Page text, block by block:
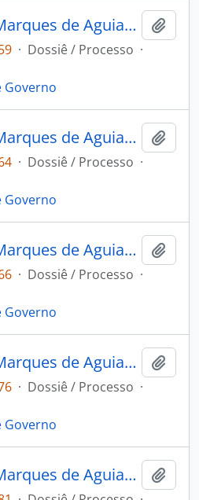
AVISO RÉGIO do Marques de Aguiar ao [Governador e Capitão-General da Capitania de Mato Grosso] João Carlos Augusto D’Oeynhausen e Gravemberg.
· Dossiê / Processo ·
Governo
AVISO RÉGIO do Marques de Aguiar ao [Governador e Capitão-General da Capitania de Mato Grosso] João Carlos Augusto D’Oeynhausen e Gravemberg.
· Dossiê / Processo ·
Governo
AVISO RÉGIO do Marques de Aguiar ao [Governador e Capitão-General da Capitania de Mato Grosso] João Carlos Augusto D’Oeynhausen e Gravemberg.
· Dossiê / Processo ·
Governo
AVISO RÉGIO do Marques de Aguiar ao [Governador e Capitão-General da Capitania de Mato Grosso] João Carlos Augusto D’Oeynhausen e Gravemberg.
· Dossiê / Processo ·
Governo
AVISO RÉGIO do Marques de Aguiar ao [Governador e Capitão-General da Capitania de Mato Grosso] João Carlos Augusto D’Oeynhausen e Gravemberg.